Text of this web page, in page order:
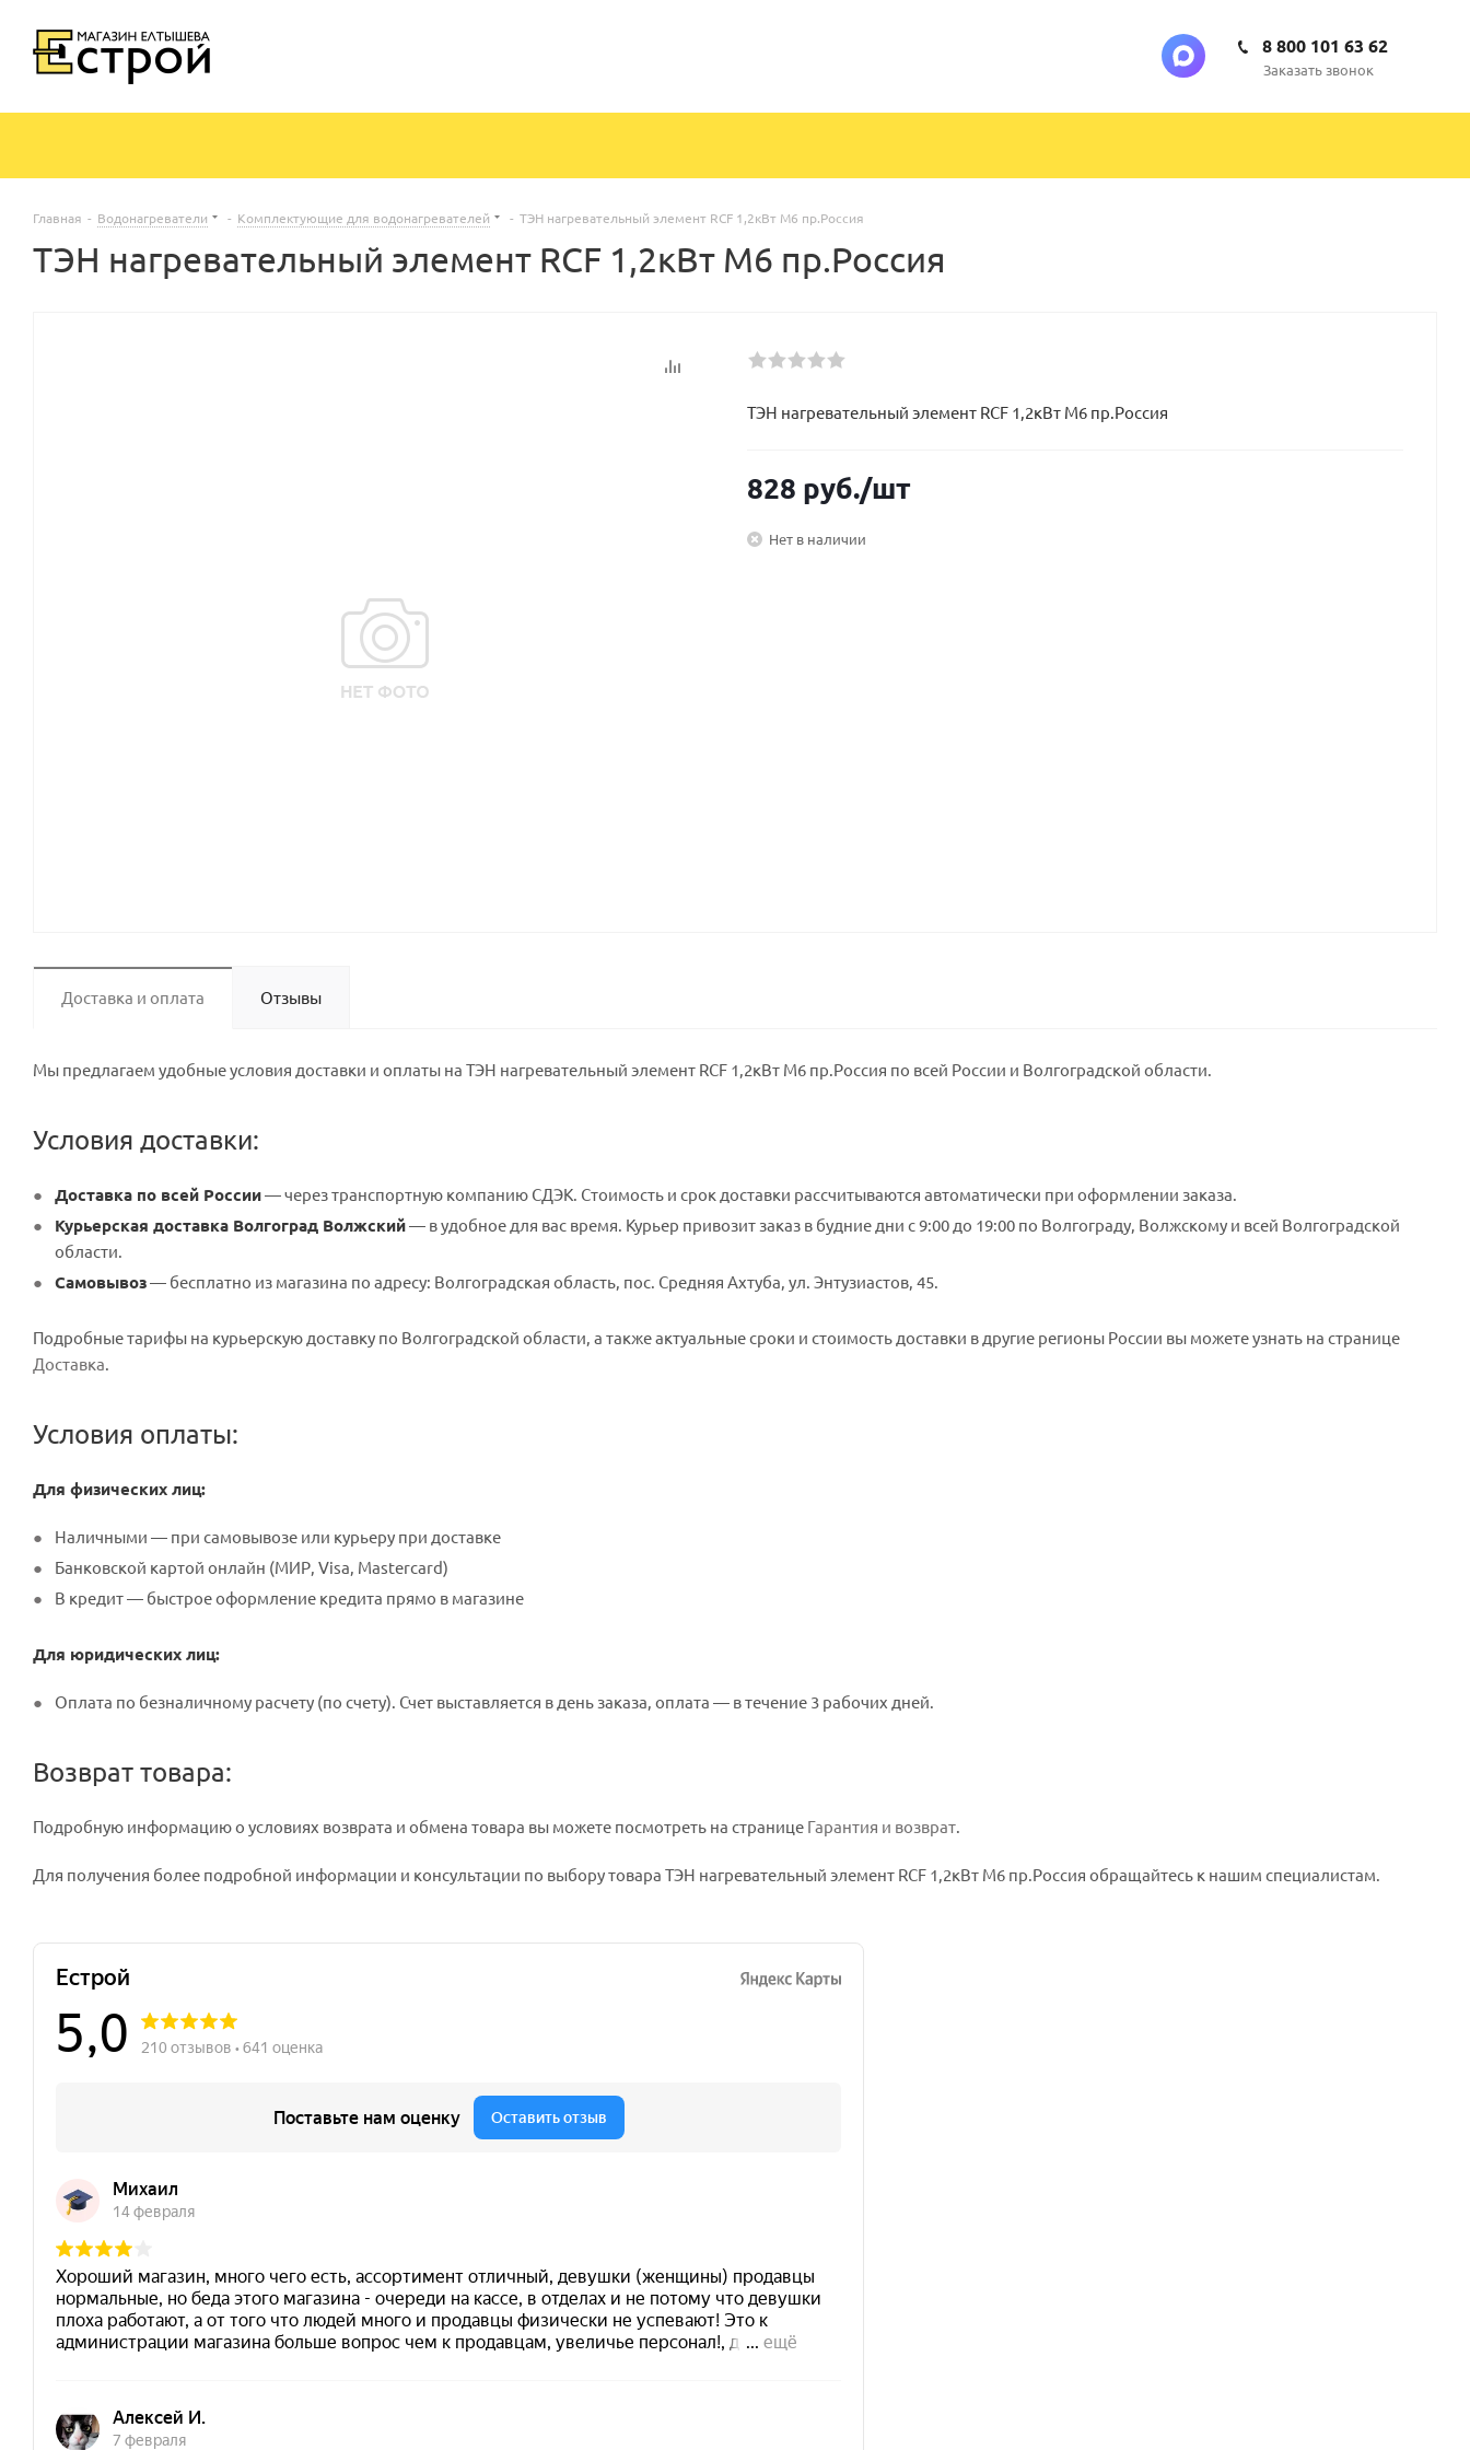
8 800 101 63 62
Заказать звонок
Главная - Водонагреватели - Комплектующие для водонагревателей - ТЭН нагревательный элемент RCF 1,2кВт М6 пр.Россия
ТЭН нагревательный элемент RCF 1,2кВт М6 пр.Россия
ТЭН нагревательный элемент RCF 1,2кВт М6 пр.Россия
828 руб./шт
Нет в наличии
Доставка и оплата Отзывы
Мы предлагаем удобные условия доставки и оплаты на ТЭН нагревательный элемент RCF 1,2кВт М6 пр.Россия по всей России и Волгоградской области.
Условия доставки:
Доставка по всей России— через транспортную компанию СДЭК. Стоимость и срок доставки рассчитываются автоматически при оформлении заказа.
Курьерская доставка Волгоград Волжский— в удобное для вас время. Курьер привозит заказ в будние дни с 9:00 до 19:00 по Волгограду, Волжскому и всей Волгоградской
области.
Самовывоз— бесплатно из магазина по адресу: Волгоградская область, пос. Средняя Ахтуба, ул. Энтузиастов, 45.
Подробные тарифы на курьерскую доставку по Волгоградской области, а также актуальные сроки и стоимость доставки в другие регионы России вы можете узнать на странице
Доставка.
Условия оплаты:
Для физических лиц:
Наличными — при самовывозе или курьеру при доставке
Банковской картой онлайн (МИР, Visa, Mastercard)
В кредит — быстрое оформление кредита прямо в магазине
Для юридических лиц:
Оплата по безналичному расчету (по счету). Счет выставляется в день заказа, оплата — в течение 3 рабочих дней.
Возврат товара:
Подробную информацию о условиях возврата и обмена товара вы можете посмотреть на странице Гарантия и возврат.
Для получения более подробной информации и консультации по выбору товара ТЭН нагревательный элемент RCF 1,2кВт М6 пр.Россия обращайтесь к нашим специалистам.